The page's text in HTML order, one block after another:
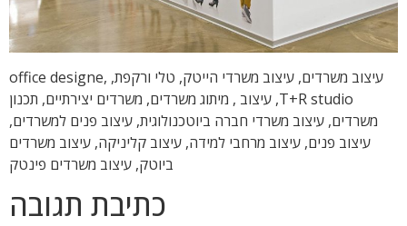
עיצוב משרדים, עיצוב משרדי הייטק, טלי ורקפת, office designe,
T+R studio, עיצוב , מיתוג משרדים, משרדים יצירתיים, תכנון
משרדים, עיצוב משרדי חברה ביוטכנולוגית, עיצוב פנים למשרדים,
עיצוב פנים, עיצוב מרחבי למידה, עיצוב קליניקה, עיצוב משרדים
ביוטק, עיצוב משרדים פינטק
כתיבת תגובה